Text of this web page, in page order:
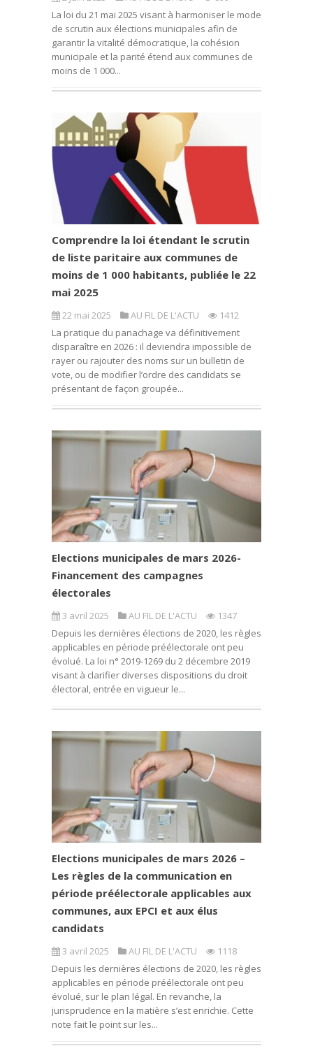
La loi du 21 mai 2025 visant à harmoniser le mode
de scrutin aux élections municipales afin de
garantir la vitalité démocratique, la cohésion
municipale et la parité étend aux communes de
moins de 1 000...
Comprendre la loi étendant le scrutin
de liste paritaire aux communes de
moins de 1 000 habitants, publiée le 22
mai 2025
22 mai 2025 AU FIL DE L'ACTU
1412
La pratique du panachage va définitivement
disparaître en 2026 : il deviendra impossible de
rayer ou rajouter des noms sur un bulletin de
vote, ou de modifier l’ordre des candidats se
présentant de façon groupée...
Elections municipales de mars 2026-
Financement des campagnes
électorales
3 avril 2025 AU FIL DE L'ACTU
1347
Depuis les dernières élections de 2020, les règles
applicables en période préélectorale ont peu
évolué. La loi n° 2019-1269 du 2 décembre 2019
visant à clarifier diverses dispositions du droit
électoral, entrée en vigueur le...
Elections municipales de mars 2026 –
Les règles de la communication en
période préélectorale applicables aux
communes, aux EPCI et aux élus
candidats
3 avril 2025 AU FIL DE L'ACTU
1118
Depuis les dernières élections de 2020, les règles
applicables en période préélectorale ont peu
évolué, sur le plan légal. En revanche, la
jurisprudence en la matière s’est enrichie. Cette
note fait le point sur les...